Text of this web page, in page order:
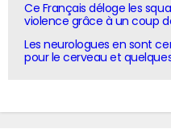
Ce Français déloge les
violence grâce à un coup
Les neurologues en sont
pour le cerveau et